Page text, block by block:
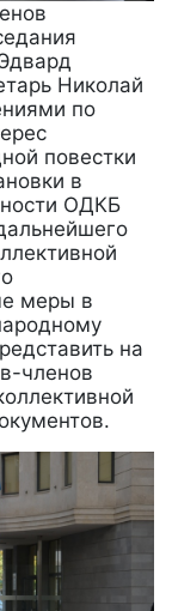
Николай
по
повестки
в
ОДКБ
меры в
на
членов